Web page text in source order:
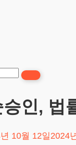
인, 법
10월 12일 2024